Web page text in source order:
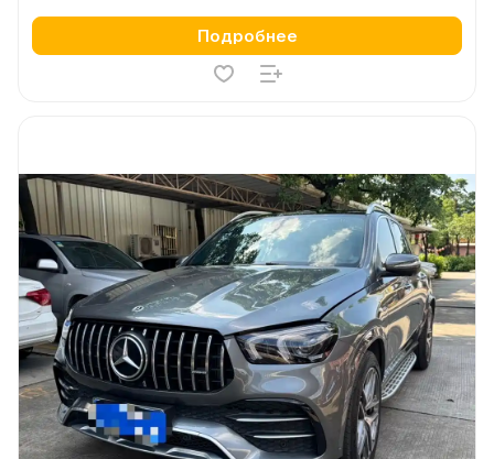
Подробнее